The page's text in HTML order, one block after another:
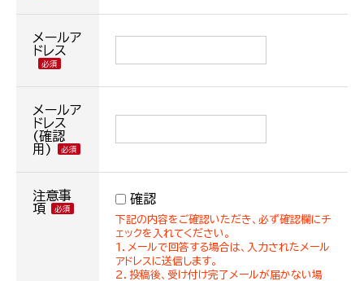
メールア
ドレス
メールア
ドレス
(確認
用)
注意事
項
確認
下記の内容をご確認いただき、必ず確認欄にチ
ェックを入れてください。
１．メールで回答する場合は、入力されたメール
アドレスに送信します。
２．投稿後、受け付け完了メールが届かない場